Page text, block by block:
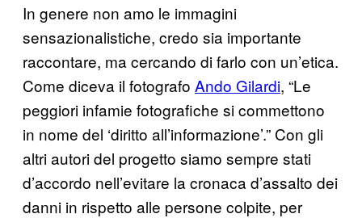
In genere non amo le immagini
sensazionalistiche, credo sia importante
raccontare, ma cercando di farlo con un’etica.
Come diceva il fotografo Ando Gilardi, “Le
peggiori infamie fotografiche si commettono
in nome del ‘diritto all’informazione’.” Con gli
altri autori del progetto siamo sempre stati
d’accordo nell’evitare la cronaca d’assalto dei
danni in rispetto alle persone colpite, per